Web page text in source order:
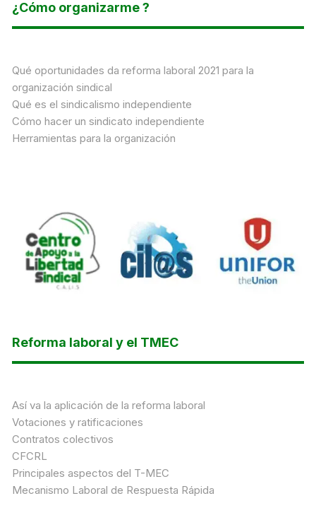
¿Cómo organizarme ?
Qué oportunidades da reforma laboral 2021 para la
organización sindical
Qué es el sindicalismo independiente
Cómo hacer un sindicato independiente
Herramientas para la organización
Reforma laboral y el TMEC
Así va la aplicación de la reforma laboral
Votaciones y ratificaciones
Contratos colectivos
CFCRL
Principales aspectos del T-MEC
Mecanismo Laboral de Respuesta Rápida